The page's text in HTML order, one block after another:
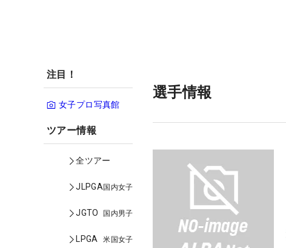
注目！
女子プロ写真館
ツアー情報
全ツアー
JLPGA国内女子
JGTO 国内男子
LPGA 米国女子
選手情報